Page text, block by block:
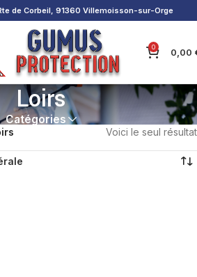
de Corbeil, 91360 Villemoisson-sur-Orge
0 0,00
Loirs
Catégories
Voici le seul résultat